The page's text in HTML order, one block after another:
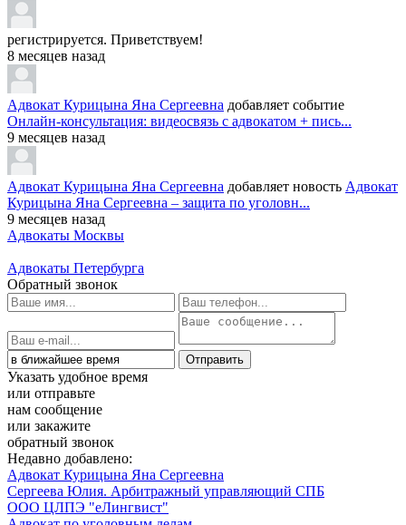
регистрируется. Приветствуем!
8 месяцев назад
Адвокат Курицына Яна Сергеевна добавляет событие
Онлайн-консультация: видеосвязь с адвокатом + пись...
9 месяцев назад
Адвокат Курицына Яна Сергеевна добавляет новость Адвокат
Курицына Яна Сергеевна – защита по уголовн...
9 месяцев назад
Адвокаты Москвы
Адвокаты Петербурга
Обратный звонок
Указать удобное время
или отправьте
нам сообщение
или закажите
обратный звонок
Недавно добавлено:
Адвокат Курицына Яна Сергеевна
Сергеева Юлия. Арбитражный управляющий СПБ
ООО ЦЛПЭ "еЛингвист"